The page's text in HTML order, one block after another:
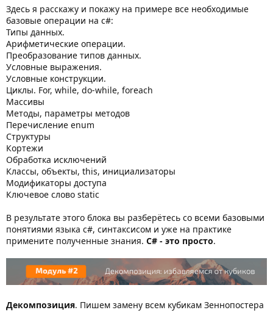
Здесь я расскажу и покажу на примере все необходимые
базовые операции на c#:
Типы данных.
Арифметические операции.
Преобразование типов данных.
Условные выражения.
Условные конструкции.
Циклы. For, while, do-while, foreach
Массивы
Методы, параметры методов
Перечисление enum
Структуры
Кортежи
Обработка исключений
Классы, объекты, this, инициализаторы
Модификаторы доступа
Ключевое слово static
В результате этого блока вы разберётесь со всеми базовыми
понятиями языка с#, синтаксисом и уже на практике
примените полученные знания. С# - это просто.
Декомпозиция. Пишем замену всем кубикам Зеннопостера